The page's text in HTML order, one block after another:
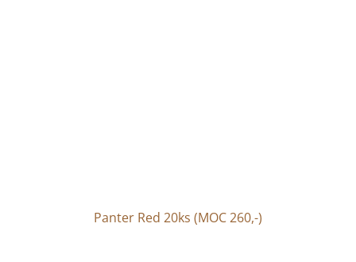
Panter Red 20ks (MOC 260,-)